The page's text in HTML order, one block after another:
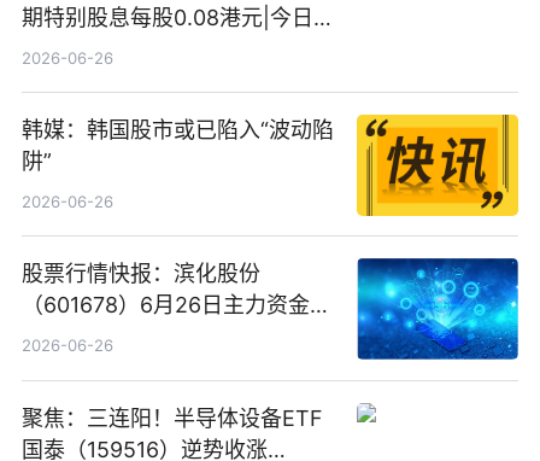
期特别股息每股0.08港元|今日快
看
2026-06-26
韩媒：韩国股市或已陷入“波动陷
阱”
2026-06-26
股票行情快报：滨化股份
（601678）6月26日主力资金净
卖出5964.34万元
2026-06-26
聚焦：三连阳！半导体设备ETF
国泰（159516）逆势收涨